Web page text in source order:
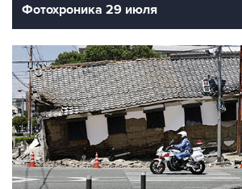
Фотохроника 29 июля